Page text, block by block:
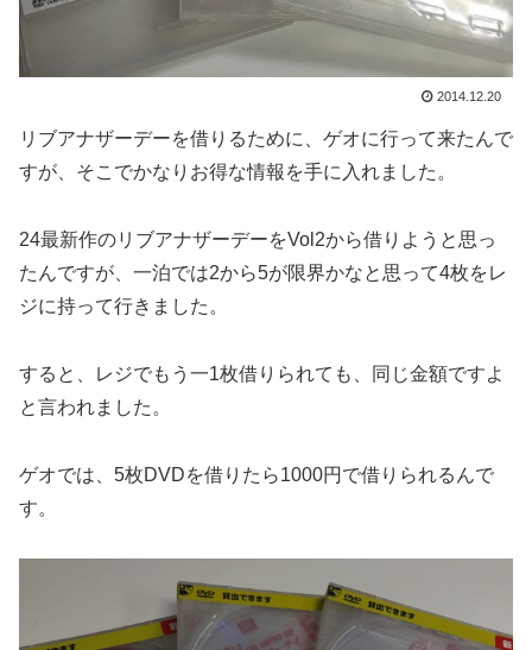
2014.12.20
リブアナザーデーを借りるために、ゲオに行って来たんで
すが、そこでかなりお得な情報を手に入れました。
24最新作のリブアナザーデーをVol2から借りようと思っ
たんですが、一泊では2から5が限界かなと思って4枚をレ
ジに持って行きました。
すると、レジでもう一1枚借りられても、同じ金額ですよ
と言われました。
ゲオでは、5枚DVDを借りたら1000円で借りられるんで
す。